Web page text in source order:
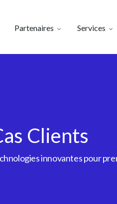
Partenaires Services
Clients
innovantes pour